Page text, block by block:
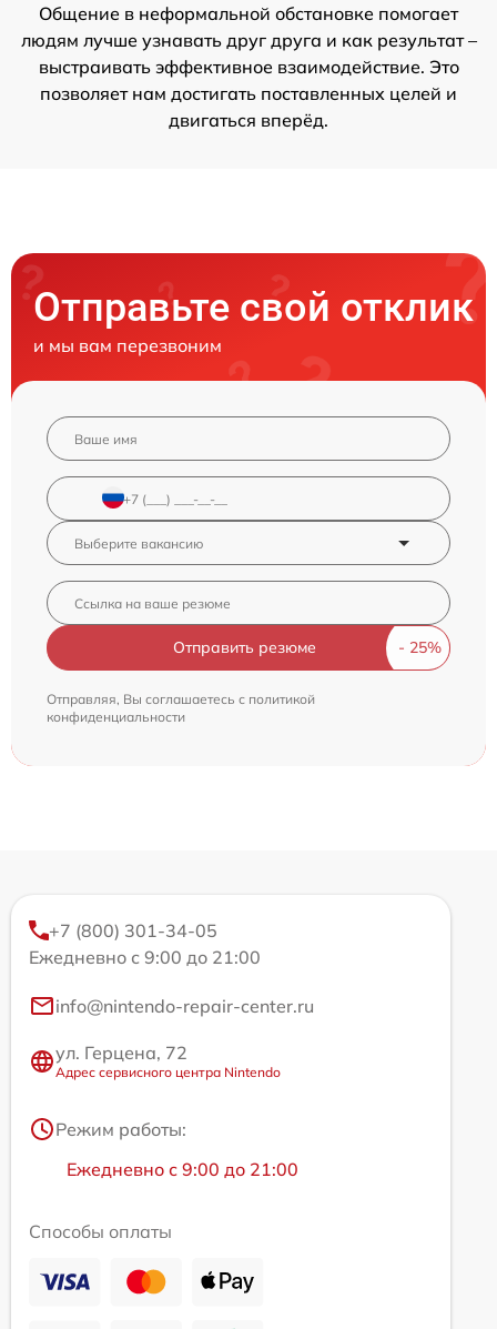
Общение в неформальной обстановке помогает
людям лучше узнавать друг друга и как результат –
выстраивать эффективное взаимодействие. Это
позволяет нам достигать поставленных целей и
двигаться вперёд.
Отправьте свой отклик
и мы вам перезвоним
Отправить резюме
Отправляя, Вы соглашаетесь с политикой
конфиденциальности
+7 (800) 301-34-05
Ежедневно с 9:00 до 21:00
info@nintendo-repair-center.ru
ул. Герцена, 72
Адрес сервисного центра Nintendo
Режим работы:
Ежедневно с 9:00 до 21:00
Способы оплаты